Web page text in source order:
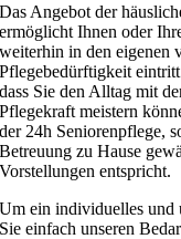
Das Angebot der
ermöglicht Ihnen oder
weiterhin in den eigenen
Pflegebedürftigkeit
dass Sie den Alltag mit
Pflegekraft meistern
der 24h Seniorenpflege,
Betreuung zu Hause
Vorstellungen entspricht.
Um ein individuelles und
Sie einfach unseren